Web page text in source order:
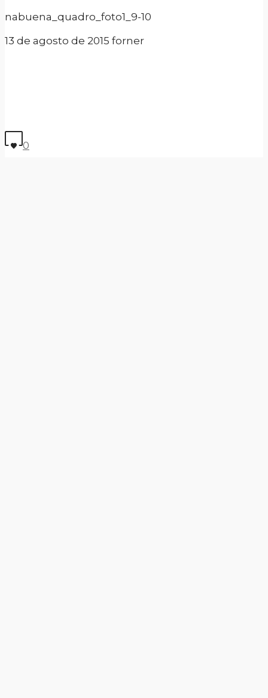
nabuena_quadro_foto1_9-10
13 de agosto de 2015 forner
0